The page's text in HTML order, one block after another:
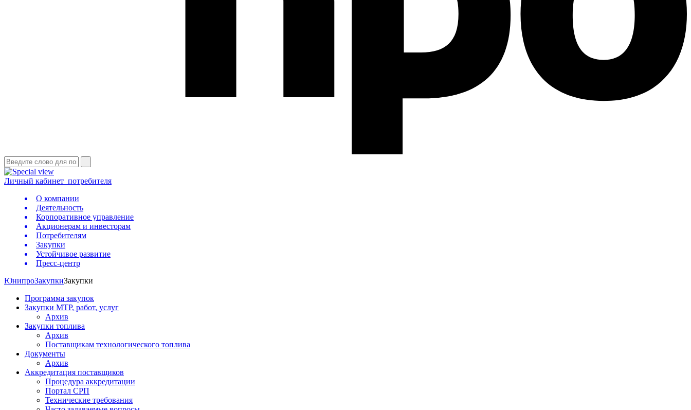
Личный кабинет потребителя
О компании
Деятельность
Корпоративное управление
Акционерам и инвесторам
Потребителям
Закупки
Устойчивое развитие
Пресс-центр
ЮнипроЗакупкиЗакупки
Программа закупок
Закупки МТР, работ, услуг
Архив
Закупки топлива
Архив
Поставщикам технологического топлива
Документы
Архив
Аккредитация поставщиков
Процедура аккредитации
Портал СРП
Технические требования